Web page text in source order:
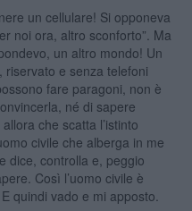
un cellulare! Si opponeva
noi ora, altro sconforto”. Ma
un altro mondo! Un
e senza telefoni
fare paragoni, non è
né di sapere
che scatta l’istinto
civile che alberga in me
dice, controlla e, peggio
Così l’uomo civile è
quindi vado e mi apposto.